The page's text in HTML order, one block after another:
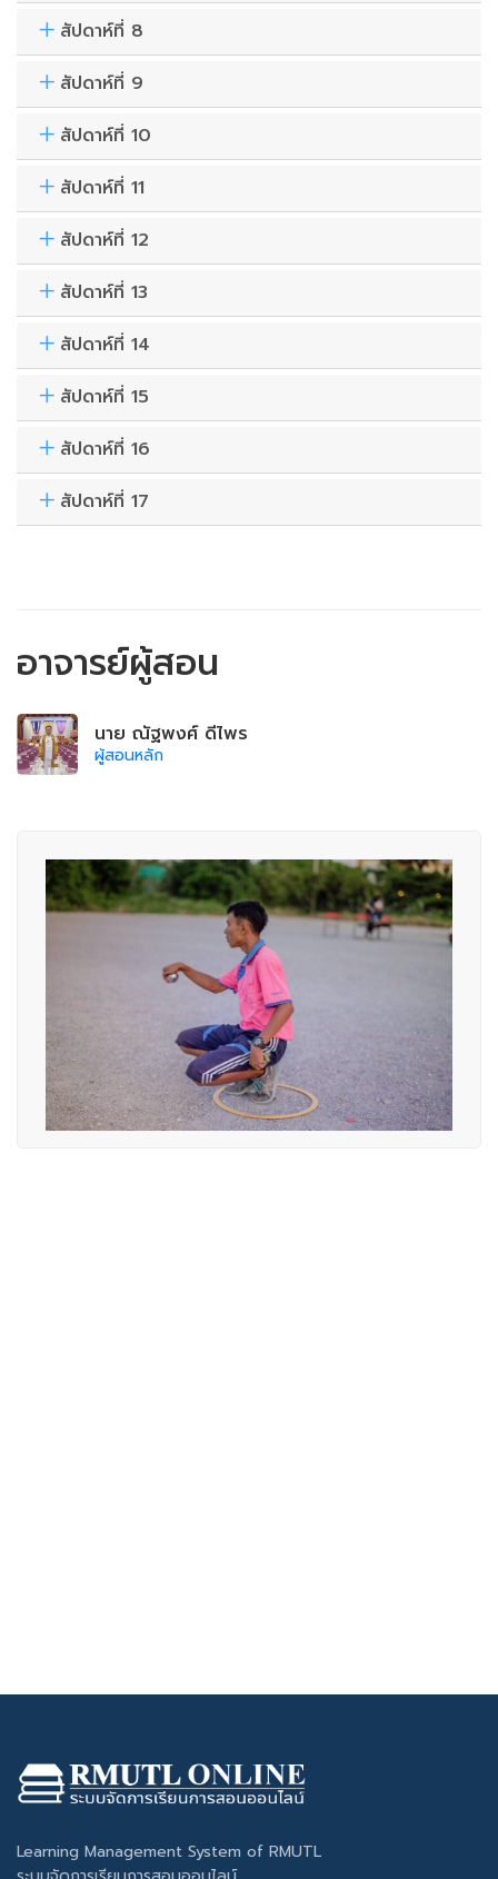
สัปดาห์ที่ 8
สัปดาห์ที่ 9
สัปดาห์ที่ 10
สัปดาห์ที่ 11
สัปดาห์ที่ 12
สัปดาห์ที่ 13
สัปดาห์ที่ 14
สัปดาห์ที่ 15
สัปดาห์ที่ 16
สัปดาห์ที่ 17
อาจารย์ผู้สอน
นาย ณัฐพงศ์ ดีไพร
ผู้สอนหลัก
Learning Management System of RMUTL